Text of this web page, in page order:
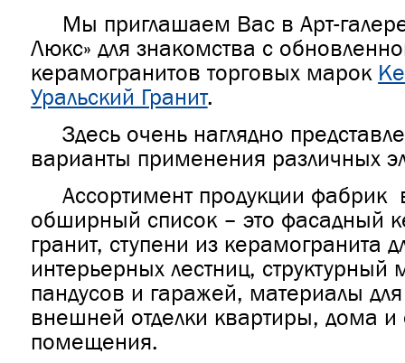
Мы приглашаем Вас в Арт-
Люкс» для знакомства с
керамогранитов торговых марок
Уральский Гранит.
Здесь очень наглядно
варианты применения различных
Ассортимент продукции фабрик
обширный список – это фасадный
гранит, ступени из керамогранита
интерьерных лестниц, структурный
пандусов и гаражей, материалы
внешней отделки квартиры, дома и
помещения.